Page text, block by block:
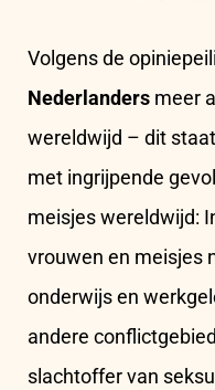
Volgens de
Nederlanders meer
wereldwijd – dit
met ingrijpende
meisjes wereldwijd:
vrouwen en meisjes
onderwijs en
andere
slachtoffer van